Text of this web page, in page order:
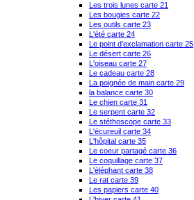
Les trois lunes carte 21
Les bougies carte 22
Les outils carte 23
L'été carte 24
Le point d'exclamation carte 25
Le désert carte 26
L'oiseau carte 27
Le cadeau carte 28
La poignée de main carte 29
la balance carte 30
Le chien carte 31
Le serpent carte 32
Le stéthoscope carte 33
L'écureuil carte 34
L'hôpital carte 35
Le coeur partagé carte 36
Le coquillage carte 37
L'éléphant carte 38
Le rat carte 39
Les papiers carte 40